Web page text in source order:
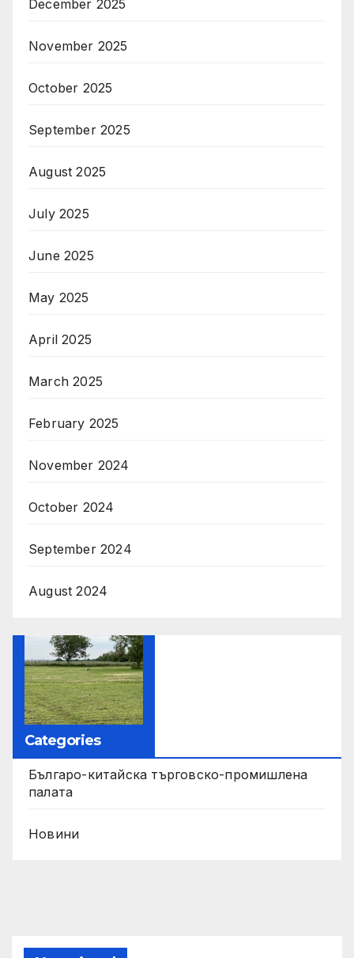
December 2025
November 2025
October 2025
September 2025
August 2025
July 2025
June 2025
May 2025
April 2025
March 2025
February 2025
November 2024
October 2024
September 2024
August 2024
Categories
Българо-китайска търговско-промишлена
палата
Новини